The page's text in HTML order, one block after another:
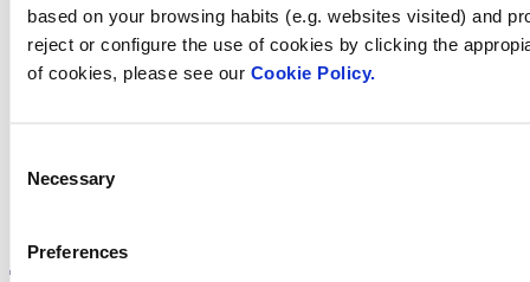
based on your browsing habits (e.g. websites visited) and
reject or configure the use of cookies by clicking the
of cookies, please see our Cookie Policy.
Selection
Necessary
Preferences
Trobi Fluidra
al seu país